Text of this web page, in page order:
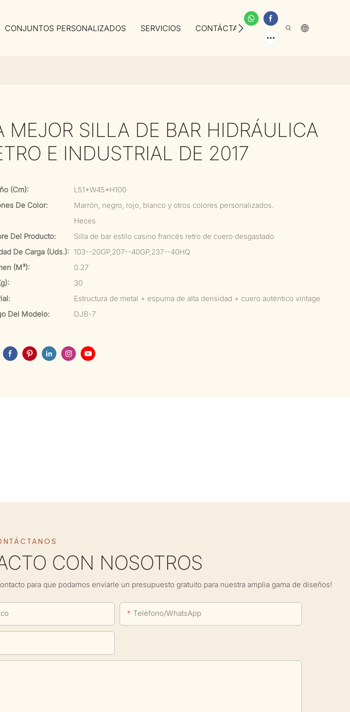
CONJUNTOS PERSONALIZADOS SERVICIOS CONTÁCTANOS SOBRE NOSOTROS
MEJOR SILLA DE BAR HIDRÁULICA
E INDUSTRIAL DE 2017
(cm):
L51*W45*H100
De Color:
Marrón, negro, rojo, blanco y otros colores personalizados.
Heces
Del Producto:
Silla de bar estilo casino francés retro de cuero desgastado
De Carga (uds.): 103--20GP,207--40GP,237--40HQ
(m³):
0.27
30
Estructura de metal + espuma de alta densidad + cuero auténtico vintage
Del Modelo:
DJB-7
CON NOSOTROS
para que podamos enviarle un presupuesto gratuito para nuestra amplia gama de diseños!
Teléfono/WhatsApp